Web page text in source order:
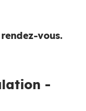
vous.
-